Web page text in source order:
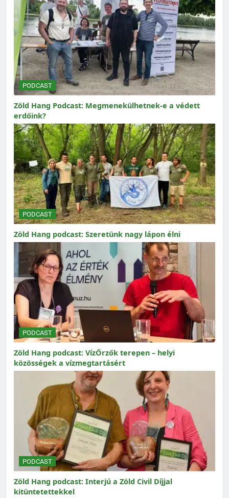
PODCAST
Zöld Hang Podcast: Megmenekülhetnek-e a védett
erdőink?
PODCAST
Zöld Hang podcast: Szeretünk nagy lápon élni
PODCAST
Zöld Hang podcast: VízŐrzők terepen – helyi
közösségek a vízmegtartásért
PODCAST
Zöld Hang podcast: Interjú a Zöld Civil Díjjal
kitüntetettekkel